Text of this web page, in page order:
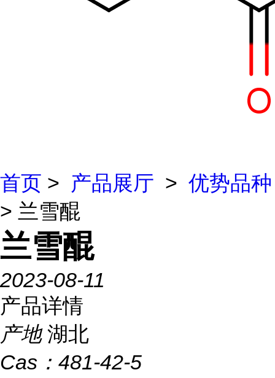
首页 > 产品展厅 > 优势品种
> 兰雪醌
兰雪醌
2023-08-11
产品详情
产地 湖北
Cas： 481-42-5